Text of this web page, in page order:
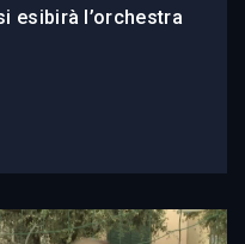
esibirà l’orchestra